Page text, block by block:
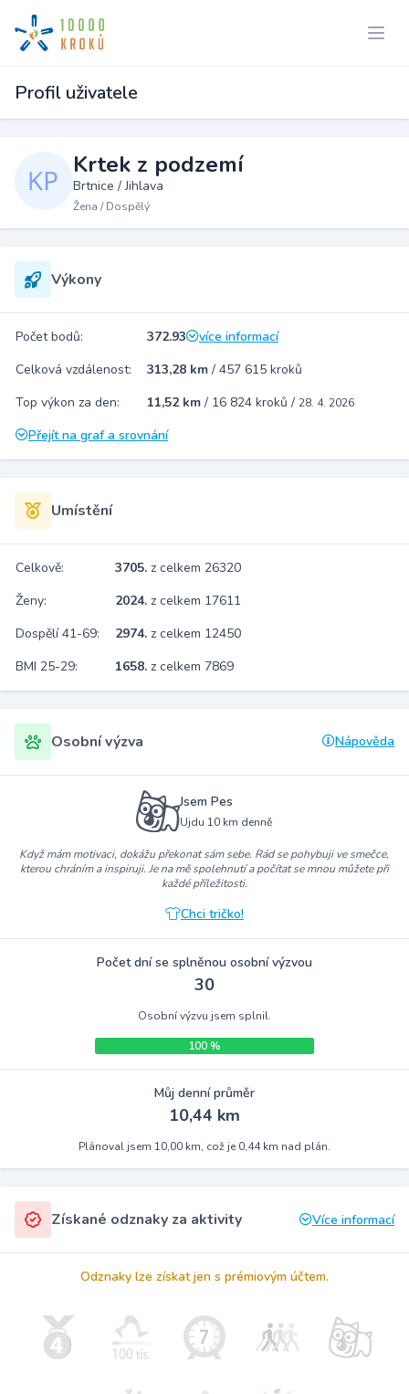
Profil uživatele
Krtek z podzemí
Brtnice / Jihlava
Žena / Dospělý
Výkony
Počet bodů: 372.93
více informací
Celková vzdálenost:
313,28 km / 457 615 kroků
Top výkon za den:
11,52 km / 16 824 kroků / 28. 4. 2026
Přejít na graf a srovnání
Umístění
Celkově: 3705. z celkem 26320
Ženy:
2024. z celkem 17611
Dospělí 41-69:
2974. z celkem 12450
BMI 25-29:
1658. z celkem 7869
Osobní výzva Nápověda
Jsem Pes
Ujdu 10 km denně
Když mám motivaci, dokážu překonat sám sebe. Rád se pohybuji ve smečce,
kterou chráním a inspiruji. Je na mě spolehnutí a počítat se mnou můžete při
každé příležitosti.
Chci tričko!
Počet dní se splněnou osobní výzvou
30
Osobní výzvu jsem splnil.
100 %
Můj denní průměr
10,44 km
Plánoval jsem 10,00 km, což je 0,44 km nad plán.
Získané odznaky za aktivity Více informací
Odznaky lze získat jen s prémiovým účtem.